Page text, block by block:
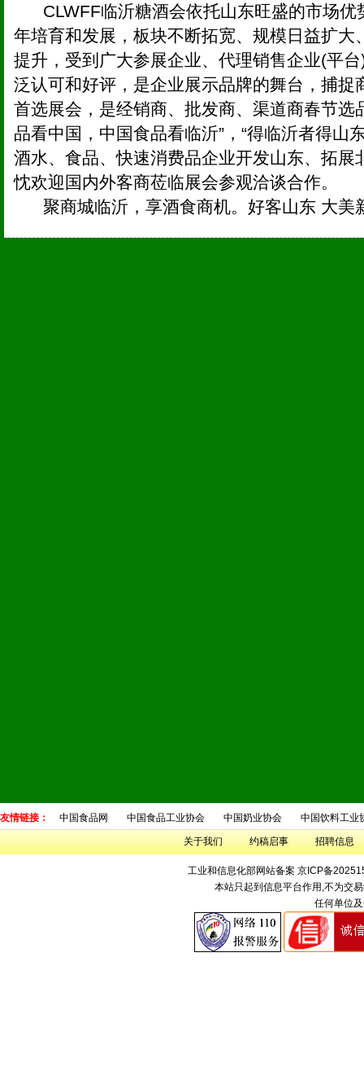
CLWFF临沂糖酒会依托山东旺盛的市场优
年培育和发展，板块不断拓宽、规模日益扩大
提升，受到广大参展企业、代理销售企业(平
泛认可和好评，是企业展示品牌的舞台，捕捉
首选展会，是经销商、批发商、渠道商春节选
品看中国，中国食品看临沂”，“得临沂者得山
酒水、食品、快速消费品企业开发山东、拓展
忱欢迎国内外客商莅临展会参观洽谈合作。
聚商城临沂，享酒食商机。好客山东 大美
友情链接： 中国食品网 中国食品工业协会 中国奶业协会 中国饮料工业
关于我们 约稿启事 招聘信息
工业和信息化部网站备案 京ICP备
本站只起到信息平台作用,不为交
任何单位